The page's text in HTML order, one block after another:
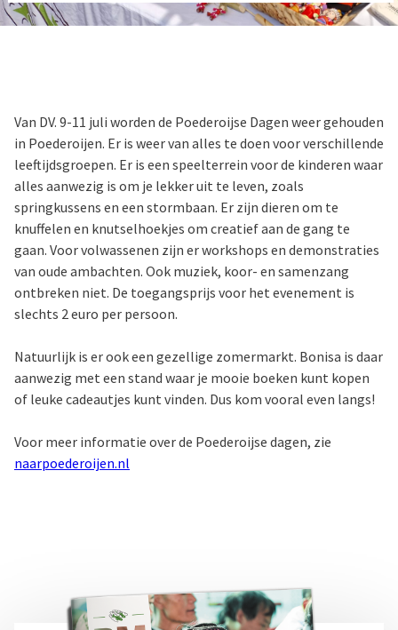
Van DV. 9-11 juli worden de Poederoijse Dagen weer gehouden
in Poederoijen. Er is weer van alles te doen voor verschillende
leeftijdsgroepen. Er is een speelterrein voor de kinderen waar
alles aanwezig is om je lekker uit te leven, zoals
springkussens en een stormbaan. Er zijn dieren om te
knuffelen en knutselhoekjes om creatief aan de gang te
gaan. Voor volwassenen zijn er workshops en demonstraties
van oude ambachten. Ook muziek, koor- en samenzang
ontbreken niet. De toegangsprijs voor het evenement is
slechts 2 euro per persoon.
Natuurlijk is er ook een gezellige zomermarkt. Bonisa is daar
aanwezig met een stand waar je mooie boeken kunt kopen
of leuke cadeautjes kunt vinden. Dus kom vooral even langs!
Voor meer informatie over de Poederoijse dagen, zie
naarpoederoijen.nl